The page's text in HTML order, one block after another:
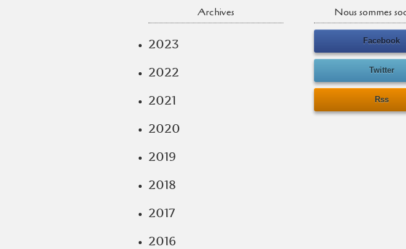
Archives
2023
2022
2021
2020
2019
2018
2017
2016
Nous sommes
Facebook
Twitter
Rss